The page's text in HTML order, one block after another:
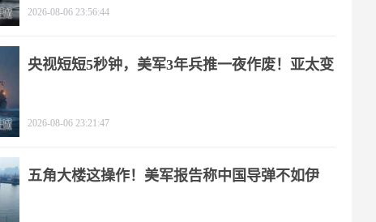
2026-08-06 23:56:44
央视短短5秒钟，美军3年兵推一夜作废！亚太变
2026-08-06 23:21:47
五角大楼这操作！美军报告称中国导弹不如伊